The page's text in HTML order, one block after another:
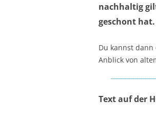
nachhaltig
geschont hat.
Du kannst
Anblick von
Text auf der